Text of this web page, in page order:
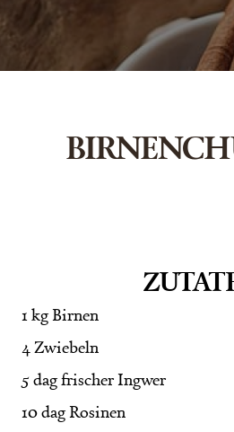
1 kg Birnen
4 Zwiebeln
5 dag frischer Ingwer
10 dag Rosinen